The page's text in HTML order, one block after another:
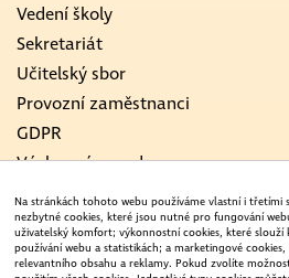
Vedení školy
Sekretariát
Učitelský sbor
Provozní zaměstnanci
GDPR
Výchovný poradce
Školní metodik prevence
ICT koordinátor
Koordinátor EVVO
Na stránkách tohoto webu používáme vlastní i třetími
nezbytné cookies, které jsou nutné pro fungování
uživatelský komfort; výkonnostní cookies, které
používání webu a statistikách; a marketingové
relevantního obsahu a reklamy. Pokud zvolíte možnost